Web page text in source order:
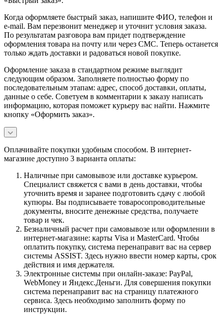
Когда оформляете быстрый заказ, напишите ФИО, телефон и
e-mail. Вам перезвонит менеджер и уточнит условия заказа.
По результатам разговора вам придет подтверждение
оформления товара на почту или через СМС. Теперь останется
только ждать доставки и радоваться новой покупке.
Оформление заказа в стандартном режиме выглядит
следующим образом. Заполняете полностью форму по
последовательным этапам: адрес, способ доставки, оплаты,
данные о себе. Советуем в комментарии к заказу написать
информацию, которая поможет курьеру вас найти. Нажмите
кнопку «Оформить заказ».
Оплачивайте покупки удобным способом. В интернет-
магазине доступно 3 варианта оплаты:
Наличные при самовывозе или доставке курьером.
Специалист свяжется с вами в день доставки, чтобы
уточнить время и заранее подготовить сдачу с любой
купюры. Вы подписываете товаросопроводительные
документы, вносите денежные средства, получаете
товар и чек.
Безналичный расчет при самовывозе или оформлении в
интернет-магазине: карты Visa и MasterCard. Чтобы
оплатить покупку, система перенаправит вас на сервер
системы ASSIST. Здесь нужно ввести номер карты, срок
действия и имя держателя.
Электронные системы при онлайн-заказе: PayPal,
WebMoney и Яндекс.Деньги. Для совершения покупки
система перенаправит вас на страницу платежного
сервиса. Здесь необходимо заполнить форму по
инструкции.